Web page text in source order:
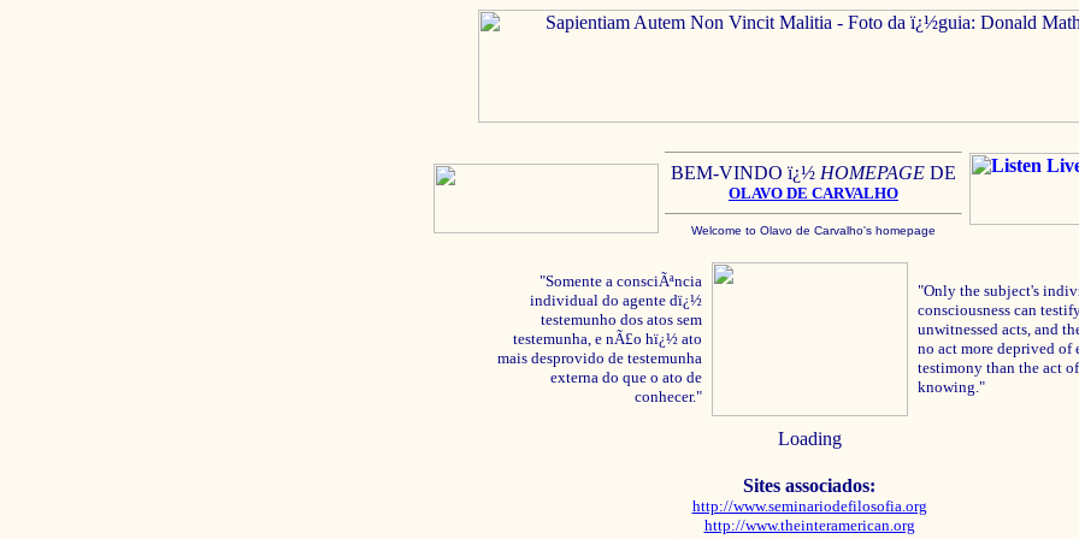
BEM-VINDO ï¿½ HOMEPAGE DE
OLAVO DE CARVALHO
Welcome to Olavo de Carvalho's homepage
"Somente a consciÃªncia
individual do agente dï¿½
testemunho dos atos sem
testemunha, e nÃ£o hï¿½ ato
mais desprovido de testemunha
externa do que o ato de
conhecer."
"Only the subject's
consciousness can
unwitnessed acts, and
no act more deprived of
testimony than the act of
knowing."
Loading
Sites associados:
http://www.seminariodefilosofia.org
http://www.theinteramerican.org